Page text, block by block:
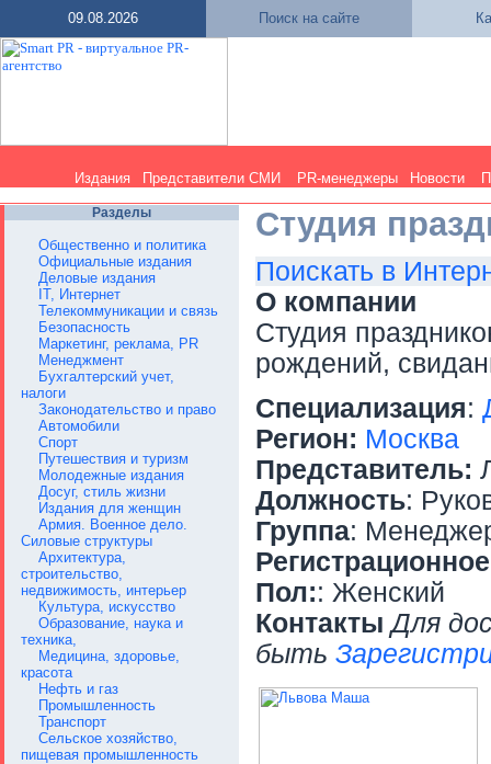
09.08.2026 Поиск на сайте
Издания Представители СМИ PR-менеджеры Новости
Разделы
Общественно и политика
Официальные издания
Деловые издания
IT, Интернет
Телекоммуникации и связь
Безопасность
Маркетинг, реклама, PR
Менеджмент
Бухгалтерский учет,
налоги
Законодательство и право
Автомобили
Спорт
Путешествия и туризм
Молодежные издания
Досуг, стиль жизни
Издания для женщин
Армия. Военное дело.
Силовые структуры
Архитектура,
строительство,
недвижимость, интерьер
Культура, искусство
Образование, наука и
техника,
Медицина, здоровье,
красота
Нефть и газ
Промышленность
Транспорт
Сельское хозяйство,
пищевая промышленность
Студия
Поискать в
О компании
Студия
рождений,
Специализация:
Регион: Москва
Представитель:
Должность:
Группа:
Пол:: Женский
Контакты Для
быть